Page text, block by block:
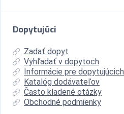
Dopytujúci
Zadať dopyt
Vyhľadať v dopytoch
Informácie pre dopytujúcich
Katalóg dodávateľov
Často kladené otázky
Obchodné podmienky